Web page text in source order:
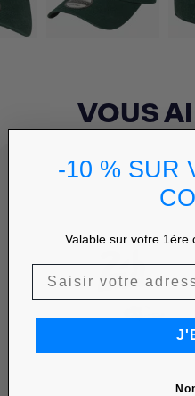
VOUS
-10 % SUR
Valable sur votre 1ère